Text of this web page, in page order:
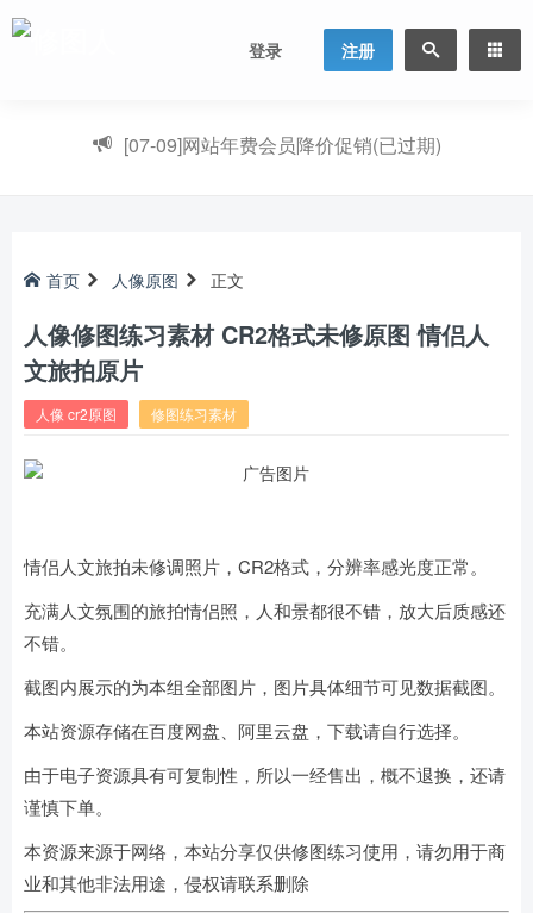
登录 注册
[07-09]网站年费会员降价促销(已过期)
首页 人像原图 正文
人像修图练习素材 CR2格式未修原图 情侣人
文旅拍原片
人像 cr2原图 修图练习素材
情侣人文旅拍未修调照片，CR2格式，分辨率感光度正常。
充满人文氛围的旅拍情侣照，人和景都很不错，放大后质感还
不错。
截图内展示的为本组全部图片，图片具体细节可见数据截图。
本站资源存储在百度网盘、阿里云盘，下载请自行选择。
由于电子资源具有可复制性，所以一经售出，概不退换，还请
谨慎下单。
本资源来源于网络，本站分享仅供修图练习使用，请勿用于商
业和其他非法用途，侵权请联系删除